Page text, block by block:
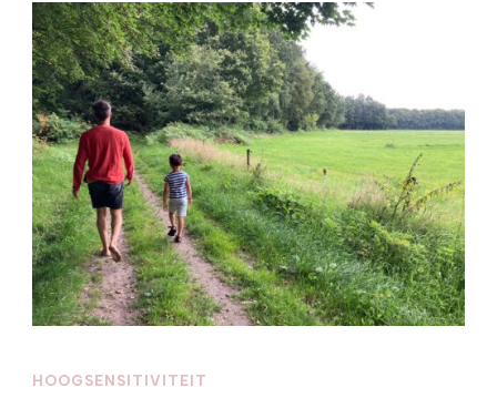
HOOGSENSITIVITEIT